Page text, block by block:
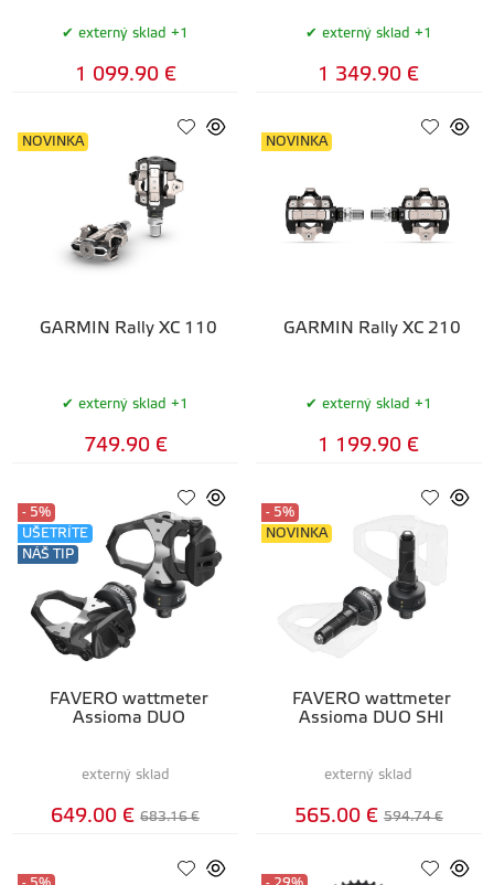
externý sklad +1
1 099.90 €
externý sklad +1
1 349.90 €
GARMIN Rally XC 110
NOVINKA
externý sklad +1
749.90 €
GARMIN Rally XC 210
NOVINKA
externý sklad +1
1 199.90 €
FAVERO wattmeter
Assioma DUO
- 5%
UŠETRÍTE
NÁŠ TIP
externý sklad
649.00 € 683.16 €
FAVERO wattmeter
Assioma DUO SHI
- 5%
NOVINKA
externý sklad
565.00 € 594.74 €